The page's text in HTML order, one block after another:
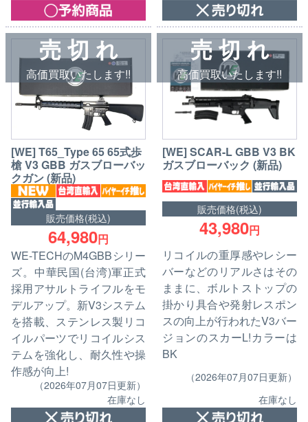
売 切 れ
高価買取いたします!!
[WE] T65_Type 65 65式歩
槍 V3 GBB ガスブローバッ
クガン (新品)
販売価格(税込)
64,980円
WE-TECHのM4GBBシリー
ズ。中華民国(台湾)軍正式
採用アサルトライフルをモ
デルアップ。新V3システム
を搭載、ステンレス製リコ
イルパーツでリコイルシス
テムを強化し、耐久性や操
作感が向上!
（2026年07月07日更新）
在庫なし
売 切 れ
高価買取いたします!!
[WE] SCAR-L GBB V3 BK
ガスブローバック (新品)
販売価格(税込)
43,980円
リコイルの重厚感やレシー
バーなどのリアルさはその
ままに、ボルトストップの
掛かり具合や発射レスポン
スの向上が行われたV3バー
ジョンのスカーL!カラーは
BK
（2026年07月07日更新）
在庫なし